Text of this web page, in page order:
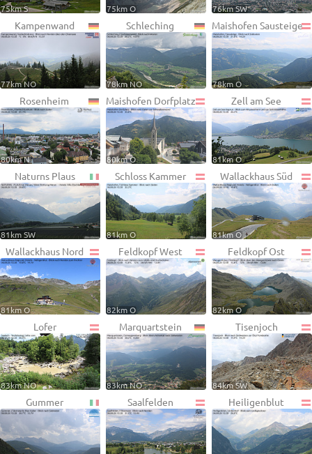
75km S 75km O 76km SW
Kampenwand
77km NO
Schleching
78km NO
Maishofen Sausteige
78km O
Rosenheim
80km N
Maishofen Dorfplatz
80km O
Zell am See
81km O
Naturns Plaus
81km SW
Schloss Kammer
81km O
Wallackhaus Süd
81km O
Wallackhaus Nord
81km O
Feldkopf West
82km O
Feldkopf Ost
82km O
Lofer
83km NO
Marquartstein
83km NO
Tisenjoch
84km SW
Gummer Saalfelden Heiligenblut